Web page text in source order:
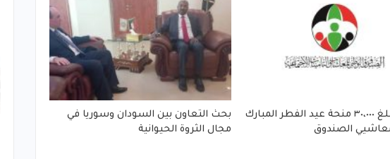
صرف مبلغ ٣٠،٠٠٠ منحة عيد الفطر المبارك
الصندوق
بحث التعاون بين السودان وسوريا في
مجال الثروة الحيوانية